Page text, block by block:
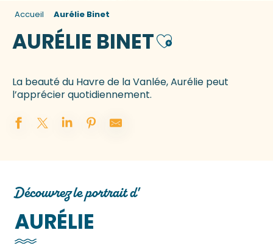
Accueil Aurélie Binet
AURÉLIE BINETAjouter aux
La beauté du Havre de la Vanlée, Aurélie peut
l’apprécier quotidiennement.
Découvrez le portrait d'
AURÉLIE